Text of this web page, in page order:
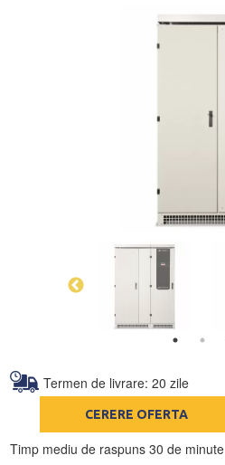
Termen de livrare: 20 zile
CERERE OFERTA
Timp mediu de raspuns 30 de minute